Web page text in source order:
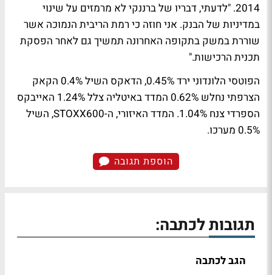
2014. "לדעתי, דבריו של ברננקי לא מרמזים על שינוי
במדיניות של הבנק. אני חוזה כי רמת הריבית הנמוכה אשר
שוררת במשק בתקופה האחרונה תמשיך גם לאחר הפסקת
תכנית הרכישות."
הפוטסי הלונדוני ירד 0.45%, הדאקס השיל 0.4% הקאק
הצרפתי נחלש 0.62% המדד באיטליה צלל 1.24% האייבקס
הספרדי צנח 1.04%. המדד האיזורי, ה-STOXX600, השיל
0.5% מערכו.
הוספת תגובה
תגובות לכתבה:
הגב לכתבה